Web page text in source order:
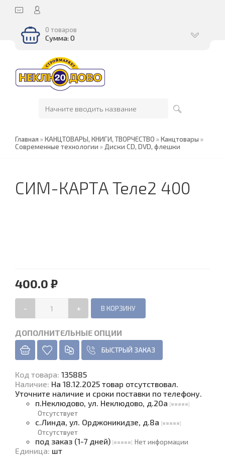
0 товаров
Сумма: 0
Главная »КАНЦТОВАРЫ, КНИГИ, ТВОРЧЕСТВО »Канцтовары »
Современные технологии » Диски CD, DVD, флешки
СИМ-КАРТА Теле2 400
400.0 ₽
- +
ДОПОЛНИТЕЛЬНЫЕ ОПЦИИ
БЫСТРЫЙ ЗАКАЗ
Код товара: 135885
Наличие: На 18.12.2025 товар отсутствовал.
Уточните наличие и сроки поставки по телефону.
п.Неклюдово, ул. Неклюдово, д.20а
Отсутствует
с.Линда, ул. Орджоникидзе, д.8а
Отсутствует
под заказ (1-7 дней) Нет информации
Единица: шт